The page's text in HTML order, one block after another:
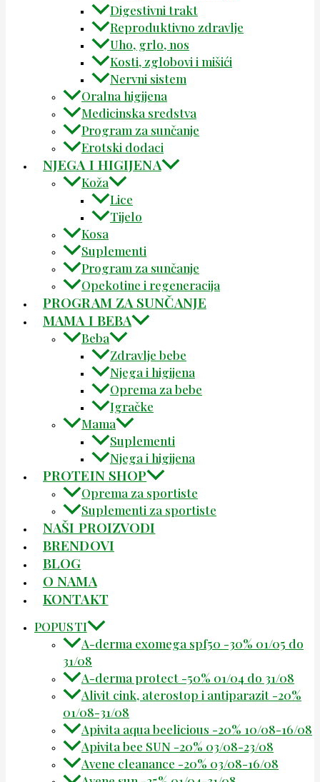
Digestivni trakt
Reproduktivno zdravlje
Uho, grlo, nos
Kosti, zglobovi i mišići
Nervni sistem
Oralna higijena
Medicinska sredstva
Program za sunčanje
Erotski dodaci
NJEGA I HIGIJENA
Koža
Lice
Tijelo
Kosa
Suplementi
Program za sunčanje
Opekotine i regeneracija
PROGRAM ZA SUNČANJE
MAMA I BEBA
Beba
Zdravlje bebe
Njega i higijena
Oprema za bebe
Igračke
Mama
Suplementi
Njega i higijena
PROTEIN SHOP
Oprema za sportiste
Suplementi za sportiste
NAŠI PROIZVODI
BRENDOVI
BLOG
O NAMA
KONTAKT
POPUSTI
A-derma exomega spf50 -30% 01/05 do
31/08
A-derma protect -50% 01/04 do 31/08
Alivit cink, aterostop i antiparazit -20%
01/08-31/08
Apivita aqua beelicious -20% 10/08-16/08
Apivita bee SUN -20% 03/08-23/08
Avene cleanance -20% 03/08-16/08